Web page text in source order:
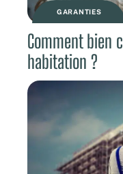
GARANTIES
Comment bien
habitation ?